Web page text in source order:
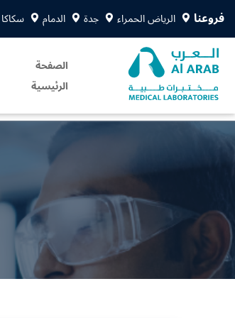
فروعنا الرياض الحمراء جدة الدمام سكاكا
الصفحة
الرئيسية